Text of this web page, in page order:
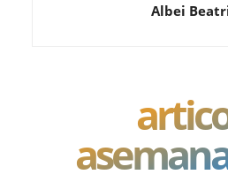
Albei